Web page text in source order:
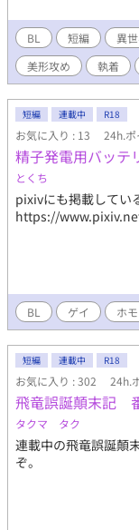
BL 短編 異
美形攻め
執着
短編 連載中 R18
お気に入り : 13 24h.ポ
精子発電用バッテ
とくち
pixivにも掲載してい
https://
BL ゲイ ホモ
短編 連載中 R18
お気に入り : 302 24h.
飛竜誤誕顛末記
タクマ タク
連載中の飛竜誤誕顛
ぞ。